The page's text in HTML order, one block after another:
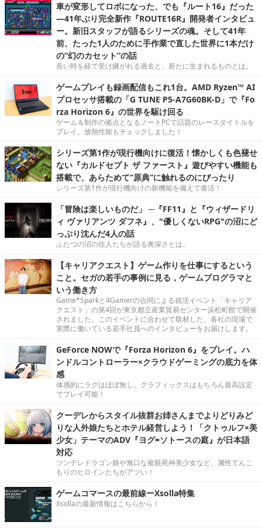
車が変形してロボになった、でも『ルート16』だった
―41年ぶり完全新作『ROUTE16R』開発者インタビュ
ー。新旧スタッフが語るシリーズの魂。そして41年
前、たった1人のために手作業で直した世界に1本だけ
の“幻のカセット”の話
長い時を経て受け継がれる過去と、新たに生まれるものとは。
ゲームプレイも録画配信もこれ1台。AMD Ryzen™ AI
プロセッサ搭載の「G TUNE P5-A7G60BK-D」で『Fo
rza Horizon 6』の世界を駆け回る
ゲーム＆制作の拠点となるノートPCで話題のレースタイトルを
プレイ。放熱性能もチェックしました！
シリーズ第1作が現行機向けに復活！懐かしくも色褪せ
ない『カルドセプト ザ ファースト』遊びやすい機能も
搭載で、あらためて“原典”に触れるのにぴったり
シリーズ第1作が現行機向けの新機能を備えて復活！
「冒険は楽しいものだ」 ─『FF11』と『ウィザードリ
ィ ヴァリアンツ ダフネ』、"優しくないRPG"の沼にど
っぷり沈んだ4人の話
ふたつの沼の住人たちが語る奥深さとは。
【キャリアクエスト】ゲーム作りを仕事にするという
こと。セガの若手の事例に見る，ゲームプログラマと
いう働き方
Game*Sparkと4Gamerの合同による就活イベント「キャリア
クエスト」の第4回が東京都立産業貿易センター浜松町館で開催
されました。このイベントに合わせて取材した、各社の現場で
実際に働いている若手社員へのインタビューをお届けします。
GeForce NOWで『Forza Horizon 6』をプレイ。ハ
ンドルコントローラー×クラウドゲーミングの底力を体
感
体感的にラグはほぼ無し。グラフィックスはもちろん最高設定
でプレイ可能！
クーデレからスタイル抜群お姉さんまでよりどりみど
りな人外娘たちとホテル経営しよう！「クトゥルフ×美
少女」テーマのADV『ヨグ=ソトースの庭』が日本語
対応
ツンデレドラゴン娘や無口な複眼死神美少女など、属性てんこ
もりのヒロインたちがアツい！
ゲームコマースの最前線ーXsolla特集
Xsollaの最新情報はこちらから！